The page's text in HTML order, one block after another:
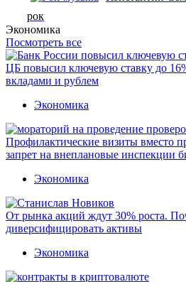
рок
Экономика
Посмотреть все
ЦБ повысил ключевую ставку до
вкладами и рублем
Экономика
Профилактические визиты вместо
запрет на внеплановые инспекции
Экономика
От рынка акций ждут 30% роста.
диверсифицировать активы
Экономика